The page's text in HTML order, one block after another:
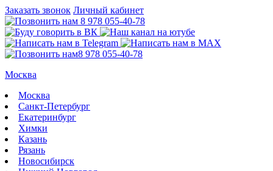
Заказать звонок Личный кабинет
8 978 055-40-78
8 978 055-40-78
Москва
Москва
Санкт-Петербург
Екатеринбург
Химки
Казань
Рязань
Новосибирск